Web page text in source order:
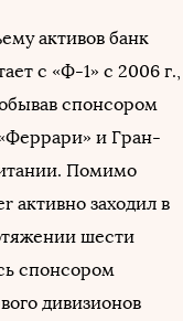
активов банк
с «Ф-1» с 2006 г.,
спонсором
и Гран-
Помимо
активно заходил в
шести
спонсором
дивизионов